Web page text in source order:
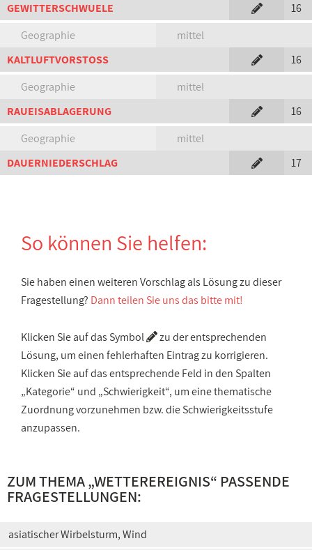
GEWITTERSCHWUELE
16
Geographie
mittel
KALTLUFTVORSTOSS
16
Geographie
mittel
RAUEISABLAGERUNG
16
Geographie
mittel
DAUERNIEDERSCHLAG
17
So können Sie helfen:
Sie haben einen weiteren Vorschlag als Lösung zu dieser
Fragestellung? Dann teilen Sie uns das bitte mit!
Klicken Sie auf das Symbol
zu der entsprechenden
Lösung, um einen fehlerhaften Eintrag zu korrigieren.
Klicken Sie auf das entsprechende Feld in den Spalten
„Kategorie“ und „Schwierigkeit“, um eine thematische
Zuordnung vorzunehmen bzw. die Schwierigkeitsstufe
anzupassen.
ZUM THEMA „WETTEREREIGNIS“ PASSENDE
FRAGESTELLUNGEN:
asiatischer Wirbelsturm, Wind